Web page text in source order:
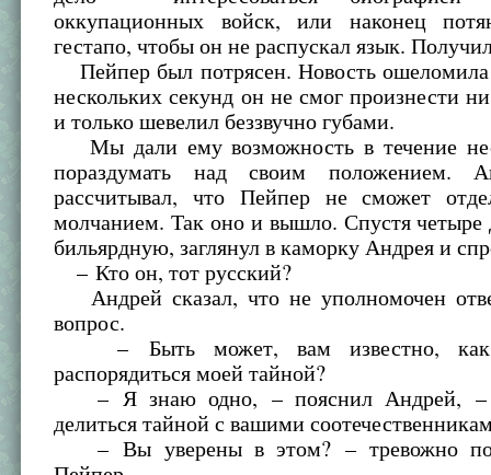
оккупационных войск, или наконец
гестапо, чтобы он не распускал язык.
Пейпер был потрясен. Новость ошеломила
нескольких секунд он не смог произнести
и только шевелил беззвучно губами.
Мы дали ему возможность в течение
пораздумать над своим положением.
рассчитывал, что Пейпер не сможет
молчанием. Так оно и вышло. Спустя четыре
бильярдную, заглянул в каморку Андрея и
– Кто он, тот русский?
Андрей сказал, что не уполномочен
вопрос.
– Быть может, вам известно, как
распорядиться моей тайной?
– Я знаю одно, – пояснил Андрей, –
делиться тайной с вашими
– Вы уверены в этом? – тревожно